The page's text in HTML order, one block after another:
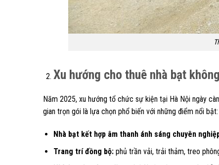
Xu hướng cho thuê nhà bạt
Năm 2025, xu hướng tổ chức sự kiện tại Hà Nội ngày
gian trọn gói là lựa chọn phổ biến với những điểm nổi bật:
Nhà bạt kết hợp âm thanh ánh sáng chuyên
Trang trí đồng bộ:phủ trần vải, trải thảm, treo